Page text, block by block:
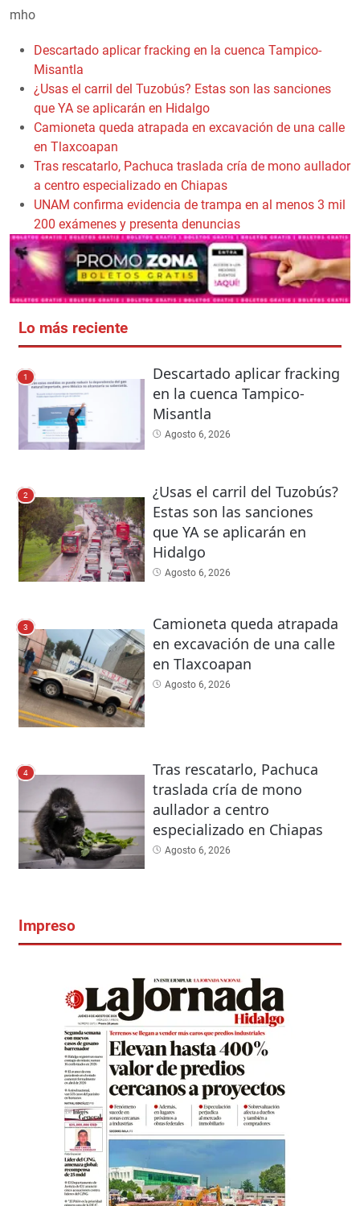
mho
Descartado aplicar fracking en la cuenca Tampico-
Misantla
¿Usas el carril del Tuzobús? Estas son las sanciones
que YA se aplicarán en Hidalgo
Camioneta queda atrapada en excavación de una calle
en Tlaxcoapan
Tras rescatarlo, Pachuca traslada cría de mono aullador
a centro especializado en Chiapas
UNAM confirma evidencia de trampa en al menos 3 mil
200 exámenes y presenta denuncias
Lo más reciente
1
Descartado aplicar fracking
en la cuenca Tampico-
Misantla
Agosto 6, 2026
2
¿Usas el carril del Tuzobús?
Estas son las sanciones
que YA se aplicarán en
Hidalgo
Agosto 6, 2026
3
Camioneta queda atrapada
en excavación de una calle
en Tlaxcoapan
Agosto 6, 2026
4
Tras rescatarlo, Pachuca
traslada cría de mono
aullador a centro
especializado en Chiapas
Agosto 6, 2026
Impreso